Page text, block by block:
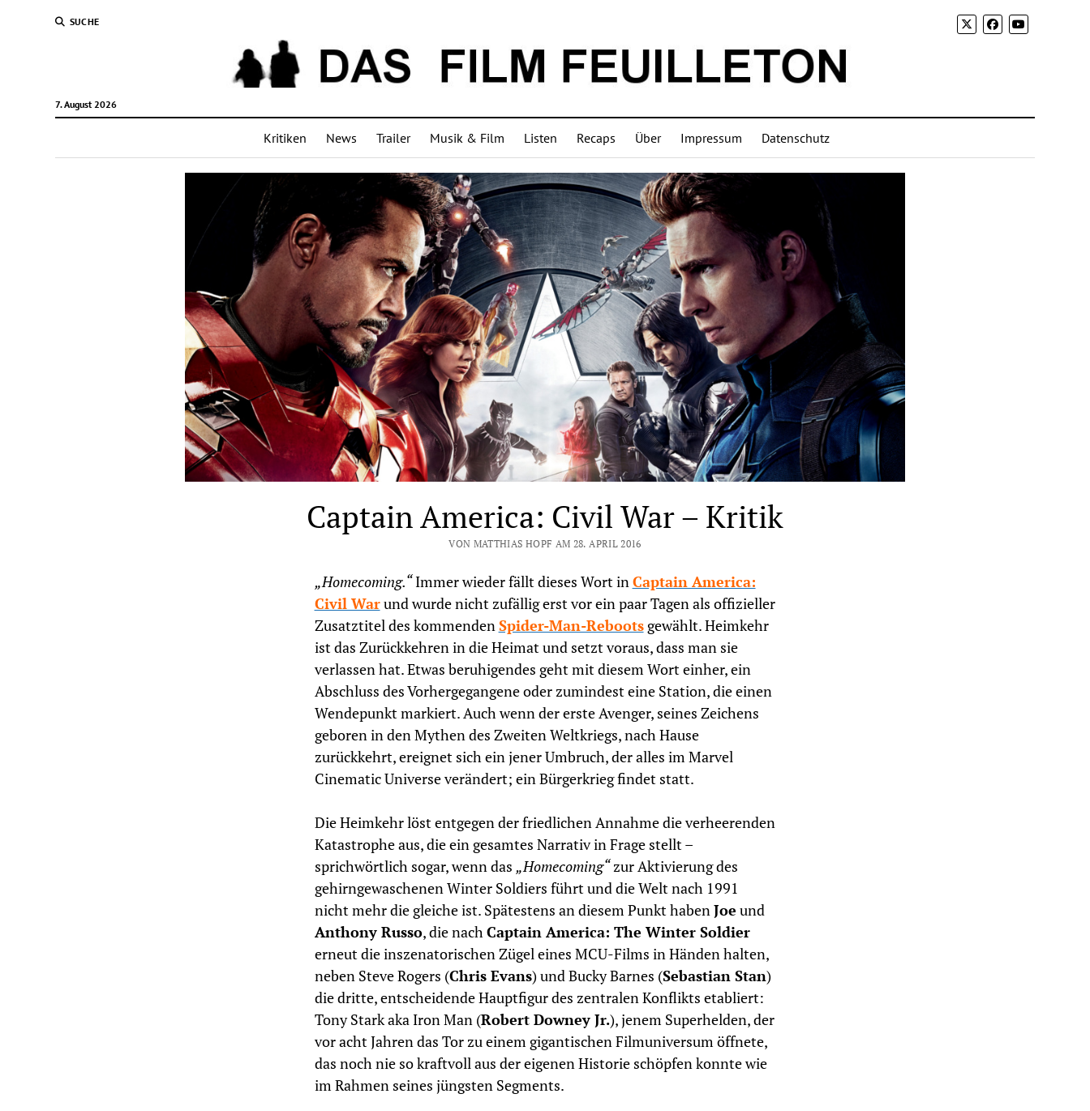
SUCHE
7. August 2026
Kritiken News Trailer Musik & Film Listen Recaps Über Impressum Datenschutz
Captain America: Civil War – Kritik
VON MATTHIAS HOPF AM 28. APRIL 2016
„Homecoming.“Immer wieder fällt dieses Wort inCaptain America:
Civil Warund wurde nicht zufällig erst vor ein paar Tagen als offizieller
Zusatztitel des kommendenSpider-Man-Rebootsgewählt. Heimkehr
ist das Zurückkehren in die Heimat und setzt voraus, dass man sie
verlassen hat. Etwas beruhigendes geht mit diesem Wort einher, ein
Abschluss des Vorhergegangene oder zumindest eine Station, die einen
Wendepunkt markiert. Auch wenn der erste Avenger, seines Zeichens
geboren in den Mythen des Zweiten Weltkriegs, nach Hause
zurückkehrt, ereignet sich ein jener Umbruch, der alles im Marvel
Cinematic Universe verändert; ein Bürgerkrieg findet statt.
Die Heimkehr löst entgegen der friedlichen Annahme die verheerenden
Katastrophe aus, die ein gesamtes Narrativ in Frage stellt –
sprichwörtlich sogar, wenn das „Homecoming“zur Aktivierung des
gehirngewaschenen Winter Soldiers führt und die Welt nach 1991
nicht mehr die gleiche ist. Spätestens an diesem Punkt habenJoe und
Anthony Russo, die nachCaptain America: The Winter Soldier
erneut die inszenatorischen Zügel eines MCU-Films in Händen halten,
neben Steve Rogers (Chris Evans) und Bucky Barnes (Sebastian Stan)
die dritte, entscheidende Hauptfigur des zentralen Konflikts etabliert:
Tony Stark aka Iron Man (Robert Downey Jr.), jenem Superhelden, der
vor acht Jahren das Tor zu einem gigantischen Filmuniversum öffnete,
das noch nie so kraftvoll aus der eigenen Historie schöpfen konnte wie
im Rahmen seines jüngsten Segments.